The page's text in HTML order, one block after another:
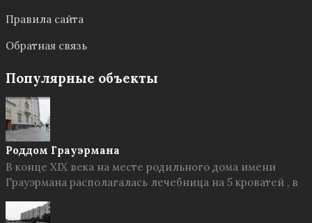
Правила сайта
Обратная связь
Популярные объекты
Роддом Грауэрмана
В конце XIX века на месте родильного дома имени
Грауэрмана располагалась лечебница на 5 кроватей , в